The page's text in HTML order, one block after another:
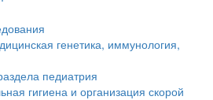
генетика, иммунология,
педиатрия
гигиена и организация скорой